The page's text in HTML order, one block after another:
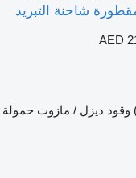
AED
وقود ديزل / مازوت حمولة